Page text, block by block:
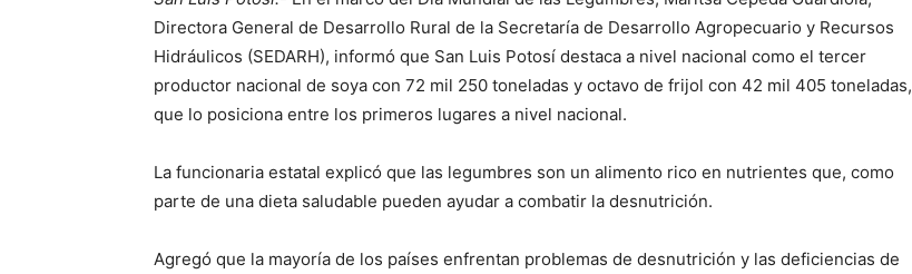
Directora General de Desarrollo Rural de la Secretaría de Desarrollo Agropecuario y Recursos
Hidráulicos (SEDARH), informó que San Luis Potosí destaca a nivel nacional como el tercer
productor nacional de soya con 72 mil 250 toneladas y octavo de frijol con 42 mil 405 toneladas,
que lo posiciona entre los primeros lugares a nivel nacional.
La funcionaria estatal explicó que las legumbres son un alimento rico en nutrientes que, como
parte de una dieta saludable pueden ayudar a combatir la desnutrición.
Agregó que la mayoría de los países enfrentan problemas de desnutrición y las deficiencias de